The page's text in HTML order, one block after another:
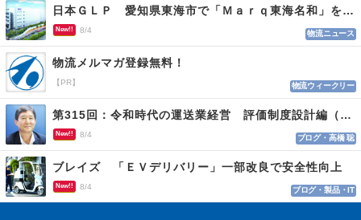
日本ＧＬＰ 愛知県東海市で「Ｍａｒｑ東海名和」を開発
New!! 8/4 物流ニュース
物流メルマガ登録無料！
【PR】 物流ウィークリー
第315回：令和時代の運送業経営 評価制度設計編（１１５）
New!! 8/4 ブログ・高橋 聡
ブレイズ 「ＥＶデリバリー」一部改良で安全性向上
New!! 8/4 ブログ・製品・IT